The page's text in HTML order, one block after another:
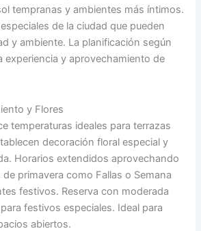
tempranas y ambientes más íntimos.
de la ciudad que pueden
y ambiente. La planificación según
experiencia y aprovechamiento de
y Flores
temperaturas ideales para terrazas
decoración floral especial y
Horarios extendidos aprovechando
primavera como Fallas o Semana
festivos. Reserva con moderada
festivos especiales. Ideal para
abiertos.